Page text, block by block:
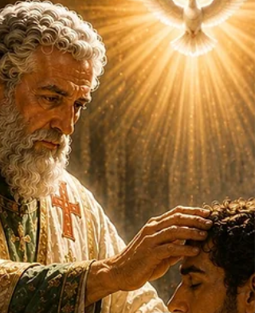
permanece entre nós. A igreja pode estar
silenciosa; os bancos, vazios; as ruas, agitadas.
Contudo, sob as espécies eucarísticas, o Senhor
não é uma lembrança distante nem um símbolo
incapaz de agir. Ele está verdadeiramente
presente, aguardando aqueles que desejam
adorá-lo. A Adoração Eucarística nasce